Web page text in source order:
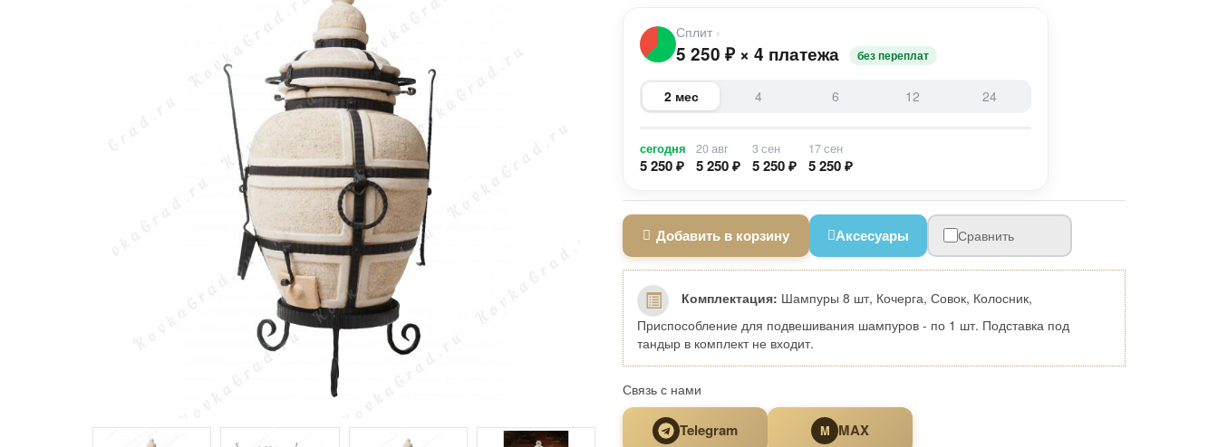
Сплит ›
5 250 ₽ × 4 платежа без переплат
2 мес 4 6 12 24
сегодня
5 250 ₽
20 авг
5 250 ₽
3 сен
5 250 ₽
17 сен
5 250 ₽
Добавить в корзину Аксесуары Сравнить
Комплектация: Шампуры 8 шт, Кочерга, Совок, Колосник,
Приспособление для подвешивания шампуров - по 1 шт. Подставка под
тандыр в комплект не входит.
Связь с нами
Telegram M MAX